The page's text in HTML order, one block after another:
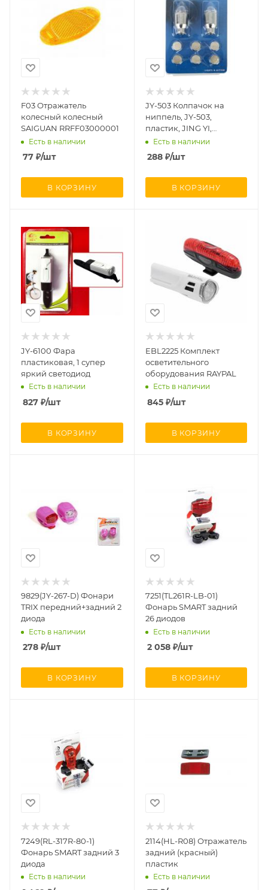
F03 Отражатель
колесный колесный
SAIGUAN RRFF03000001
Есть в наличии
77 ₽/шт
В КОРЗИНУ
JY-503 Колпачок на
ниппель, JY-503,
пластик, JING YI,
RJGVLJY50301
Есть в наличии
288₽/шт
В КОРЗИНУ
JY-6100 Фара
пластиковая, 1 супер
яркий светодиод
Есть в наличии
827 ₽/шт
В КОРЗИНУ
EBL2225 Комплект
осветительного
оборудования RAYPAL
Есть в наличии
845₽/шт
В КОРЗИНУ
9829(JY-267-D) Фонари
TRIX передний+задний 2
диода
Есть в наличии
278 ₽/шт
В КОРЗИНУ
7251(TL261R-LB-01)
Фонарь SMART задний
26 диодов
Есть в наличии
2 058₽/шт
В КОРЗИНУ
7249(RL-317R-80-1)
Фонарь SMART задний 3
диода
Есть в наличии
2114(HL-R08) Отражатель
задний (красный)
пластик
Есть в наличии